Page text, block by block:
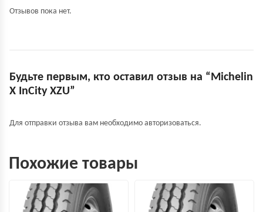
Отзывов пока нет.
Будьте первым, кто оставил отзыв на “Michelin
X InCity XZU”
Для отправки отзыва вам необходимо авторизоваться.
Похожие товары